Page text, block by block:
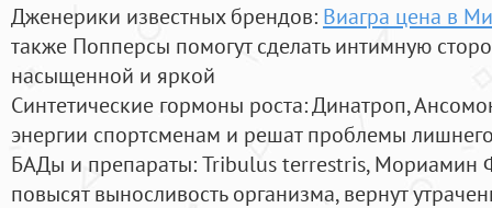
Дженерики известных брендов: Виагра цена в
также Попперсы помогут сделать интимную
насыщенной и яркой
Синтетические гормоны роста: Динатроп,
энергии спортсменам и решат проблемы
БАДы и препараты:Tribulus terrestris, Мориамин
повысят выносливость организма, вернут